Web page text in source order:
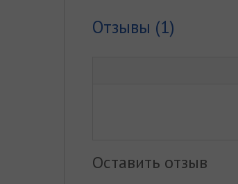
Отзывы (1)
Оставить отзыв